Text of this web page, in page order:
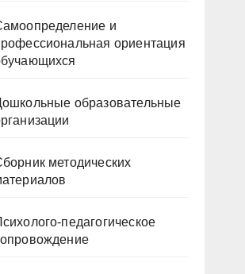
и
ориентация
образовательные
методических
педагогическое